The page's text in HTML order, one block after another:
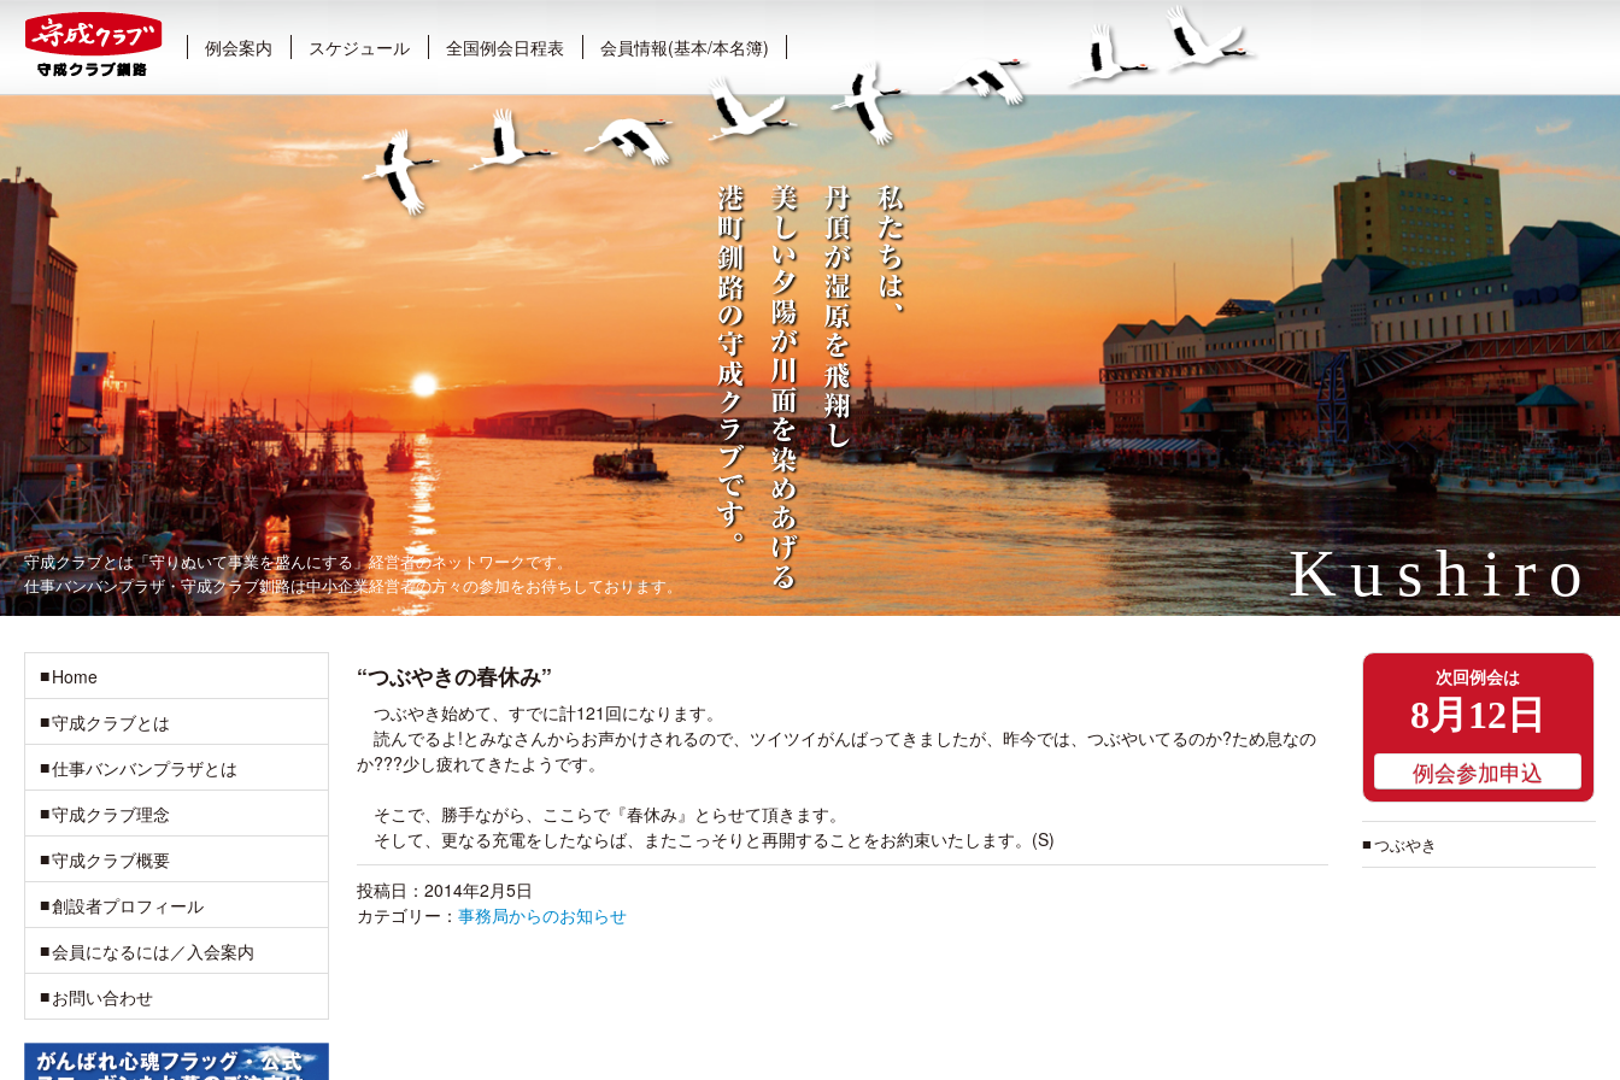
例会案内 スケジュール 全国例会日程表 会員情報(基本/本名簿)
Kushiro
守成クラブとは「守りぬいて事業を盛んにする」経営者のネットワークです。
仕事バンバンプラザ・守成クラブ釧路は中小企業経営者の方々の参加をお待ちしております。
“つぶやきの春休み”
つぶやき始めて、すでに計121回になります。
読んでるよ!とみなさんからお声かけされるので、ツイツイがんばってきましたが、昨今では、つぶやいてるのか?ため息なの
か???少し疲れてきたようです。
そこで、勝手ながら、ここらで『春休み』とらせて頂きます。
そして、更なる充電をしたならば、またこっそりと再開することをお約束いたします。(S)
投稿日：2014年2月5日
カテゴリー：事務局からのお知らせ
Home
守成クラブとは
仕事バンバンプラザとは
守成クラブ理念
守成クラブ概要
創設者プロフィール
会員になるには／入会案内
お問い合わせ
次回例会は
8月12日
例会参加申込
つぶやき